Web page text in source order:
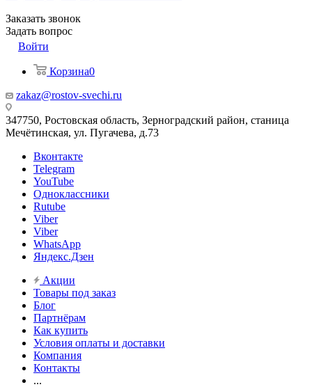
Заказать звонок
Задать вопрос
Войти
Корзина0
zakaz@rostov-svechi.ru
347750, Ростовская область, Зерноградский район, станица
Мечётинская, ул. Пугачева, д.73
Вконтакте
Telegram
YouTube
Одноклассники
Rutube
Viber
Viber
WhatsApp
Яндекс.Дзен
Акции
Товары под заказ
Блог
Партнёрам
Как купить
Условия оплаты и доставки
Компания
Контакты
...